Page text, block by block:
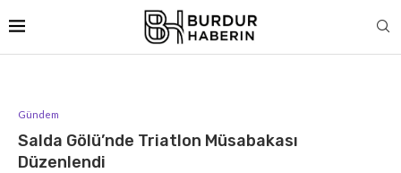
Gündem
Salda Gölü’nde Triatlon Müsabakası
Düzenlendi